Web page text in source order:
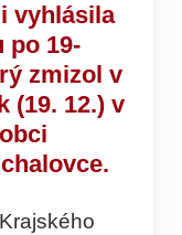
vyhlásila
po 19-
zmizol v
(19. 12.) v